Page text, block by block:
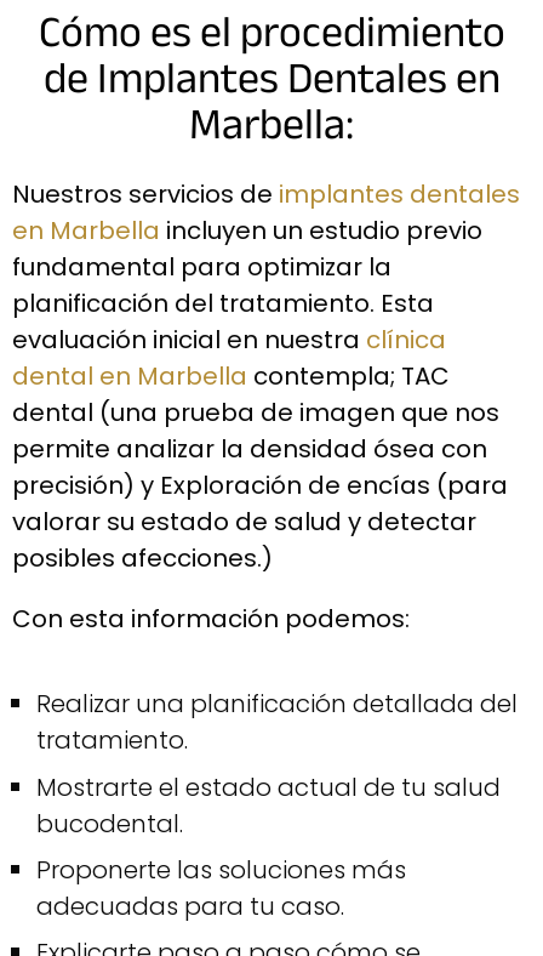
Cómo es el procedimiento
de Implantes Dentales en
Marbella:
Nuestros servicios de implantes dentales
en Marbella incluyen un estudio previo
fundamental para optimizar la
planificación del tratamiento. Esta
evaluación inicial en nuestra clínica
dental en Marbella contempla; TAC
dental (una prueba de imagen que nos
permite analizar la densidad ósea con
precisión) y Exploración de encías (para
valorar su estado de salud y detectar
posibles afecciones.)
Con esta información podemos:
Realizar una planificación detallada del
tratamiento.
Mostrarte el estado actual de tu salud
bucodental.
Proponerte las soluciones más
adecuadas para tu caso.